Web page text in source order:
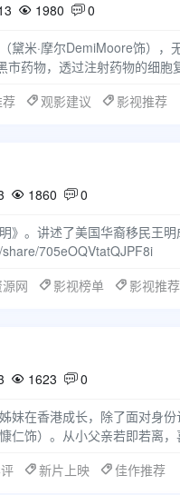
 1980  0
黛米·摩尔DemiMoore饰），
市药物，透过注射药物的细胞
观影建议 影视推荐
 1860  0
》。讲述了美国华裔移民王
705eOQVtatQJPF8i
网 影视榜单 影视推荐
 1623  0
妹在香港成长，除了面对身
仁饰）。从小父亲若即若离
新片上映 佳作推荐